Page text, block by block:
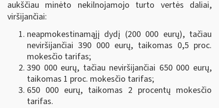
aukščiau minėto nekilnojamojo turto vertės daliai,
viršijančiai:
neapmokestinamąjį dydį (200 000 eurų), tačiau
neviršijančiai 390 000 eurų, taikomas 0,5 proc.
mokesčio tarifas;
390 000 eurų, tačiau neviršijančiai 650 000 eurų,
taikomas 1 proc. mokesčio tarifas;
650 000 eurų, taikomas 2 procentų mokesčio
tarifas.